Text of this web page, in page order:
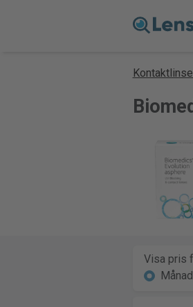
Visa pris
Månad